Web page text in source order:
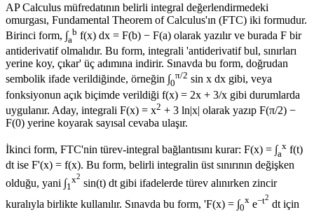
AP Calculus müfredatının belirli integral değerlendirmedeki
omurgası, Fundamental Theorem of Calculus'ın (FTC) iki formudur.
Birinci form, ∫a
b f(x) dx = F(b) − F(a) olarak yazılır ve burada F bir
antiderivatif olmalıdır. Bu form, integrali 'antiderivatif bul, sınırları
yerine koy, çıkar' üç adımına indirir. Sınavda bu form, doğrudan
sembolik ifade verildiğinde, örneğin ∫0
π/2 sin x dx gibi, veya
fonksiyonun açık biçimde verildiği f(x) = 2x + 3/x gibi durumlarda
uygulanır. Aday, integrali F(x) = x2 + 3 ln|x| olarak yazıp F(π/2) −
F(0) yerine koyarak sayısal cevaba ulaşır.
İkinci form, FTC'nin türev-integral bağlantısını kurar: F(x) = ∫a
x f(t)
dt ise F'(x) = f(x). Bu form, belirli integralin üst sınırının değişken
olduğu, yani ∫1
x2
sin(t) dt gibi ifadelerde türev alınırken zincir
kuralıyla birlikte kullanılır. Sınavda bu form, 'F(x) = ∫0
x e−t2
dt için